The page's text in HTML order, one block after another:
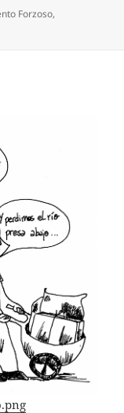
Forzoso,